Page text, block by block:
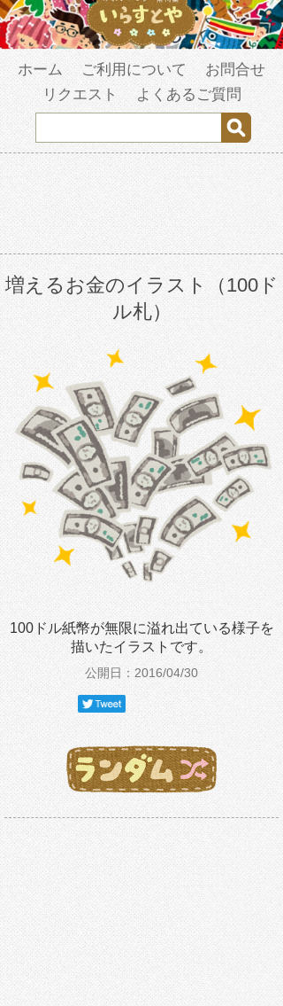
ホーム ご利用について
お問合せ
リクエスト
よくあるご質問
増えるお金のイラスト（100ド
ル札）
100ドル紙幣が無限に溢れ出ている様子を
描いたイラストです。
公開日：2016/04/30